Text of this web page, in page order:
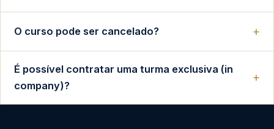
O curso pode ser cancelado?
É possível contratar uma turma exclusiva (in
company)?